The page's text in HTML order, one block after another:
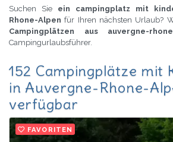
Suchen Sie ein campingplatz mit
Rhone-Alpenfür Ihren nächsten Urlaub?
Campingplätzen aus auvergne-
Campingurlaubsführer.
152 Campingplätze mit
in Auvergne-Rhone-
verfügbar
FAVORITEN